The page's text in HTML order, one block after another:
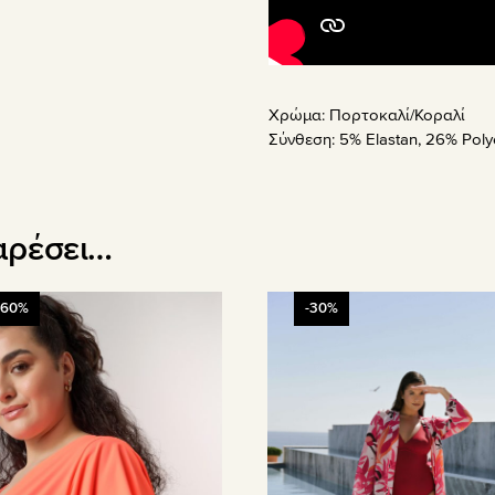
Χρώμα: Πορτοκαλί/Κοραλί
Σύνθεση: 5% Elastan, 26%
-30%
παραλλαγές.
Οι
επιλογές